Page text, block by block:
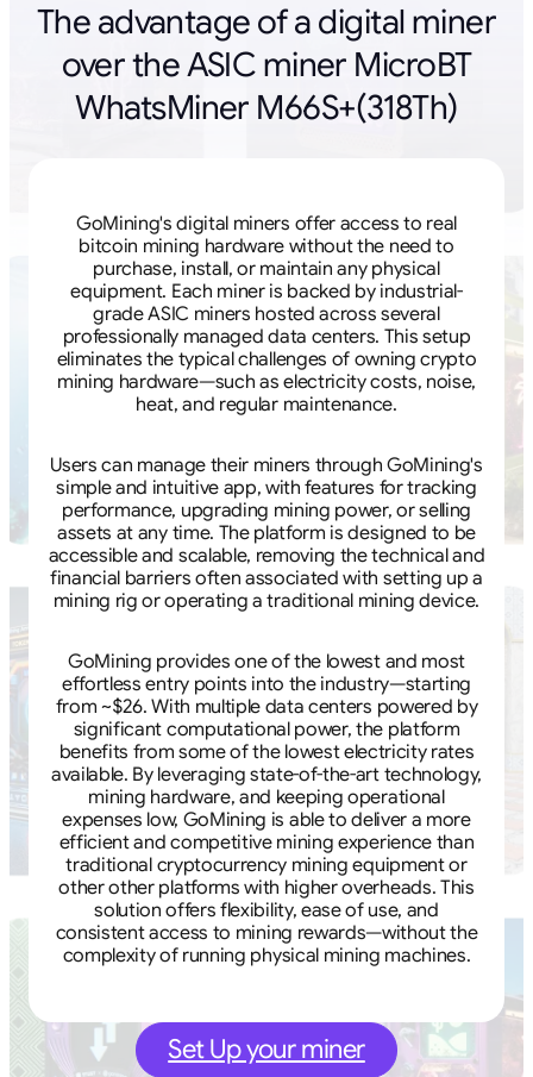
The advantage of a digital miner
over the ASIC miner MicroBT
WhatsMiner M66S+(318Th)
GoMining's digital miners offer access to real
bitcoin mining hardware without the need to
purchase, install, or maintain any physical
equipment. Each miner is backed by industrial-
grade ASIC miners hosted across several
professionally managed data centers. This setup
eliminates the typical challenges of owning crypto
mining hardware—such as electricity costs, noise,
heat, and regular maintenance.
Users can manage their miners through GoMining's
simple and intuitive app, with features for tracking
performance, upgrading mining power, or selling
assets at any time. The platform is designed to be
accessible and scalable, removing the technical and
financial barriers often associated with setting up a
mining rig or operating a traditional mining device.
GoMining provides one of the lowest and most
effortless entry points into the industry—starting
from ~$26. With multiple data centers powered by
significant computational power, the platform
benefits from some of the lowest electricity rates
available. By leveraging state-of-the-art technology,
mining hardware, and keeping operational
expenses low, GoMining is able to deliver a more
efficient and competitive mining experience than
traditional cryptocurrency mining equipment or
other other platforms with higher overheads. This
solution offers flexibility, ease of use, and
consistent access to mining rewards—without the
complexity of running physical mining machines.
Set Up your miner